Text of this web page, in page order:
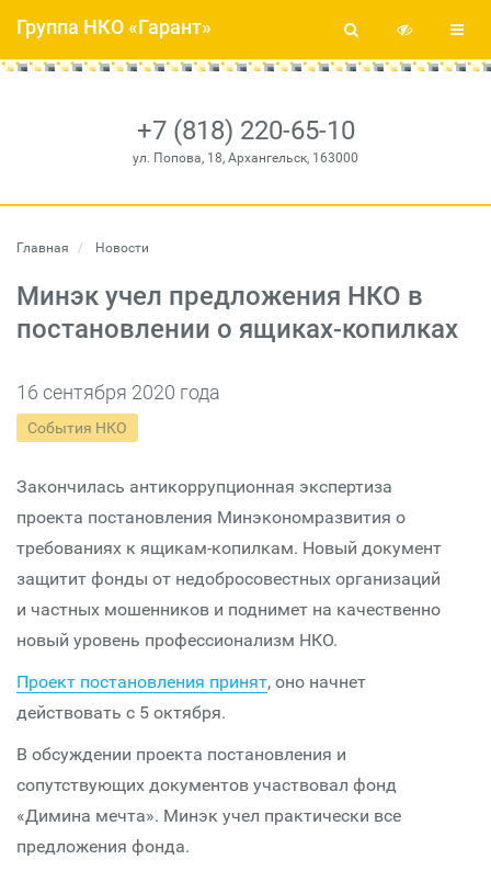
+7 (818) 220-65-10
ул. Попова, 18, Архангельск, 163000
Группа НКО «Гарант»
Главная Новости
Минэк учел предложения НКО в
постановлении о ящиках-копилках
16 сентября 2020 года
События НКО
Закончилась антикоррупционная экспертиза
проекта постановления Минэкономразвития о
требованиях к ящикам-копилкам. Новый документ
защитит фонды от недобросовестных организаций
и частных мошенников и поднимет на качественно
новый уровень профессионализм НКО.
Проект постановления принят, оно начнет
действовать с 5 октября.
В обсуждении проекта постановления и
сопутствующих документов участвовал фонд
«Димина мечта». Минэк учел практически все
предложения фонда.